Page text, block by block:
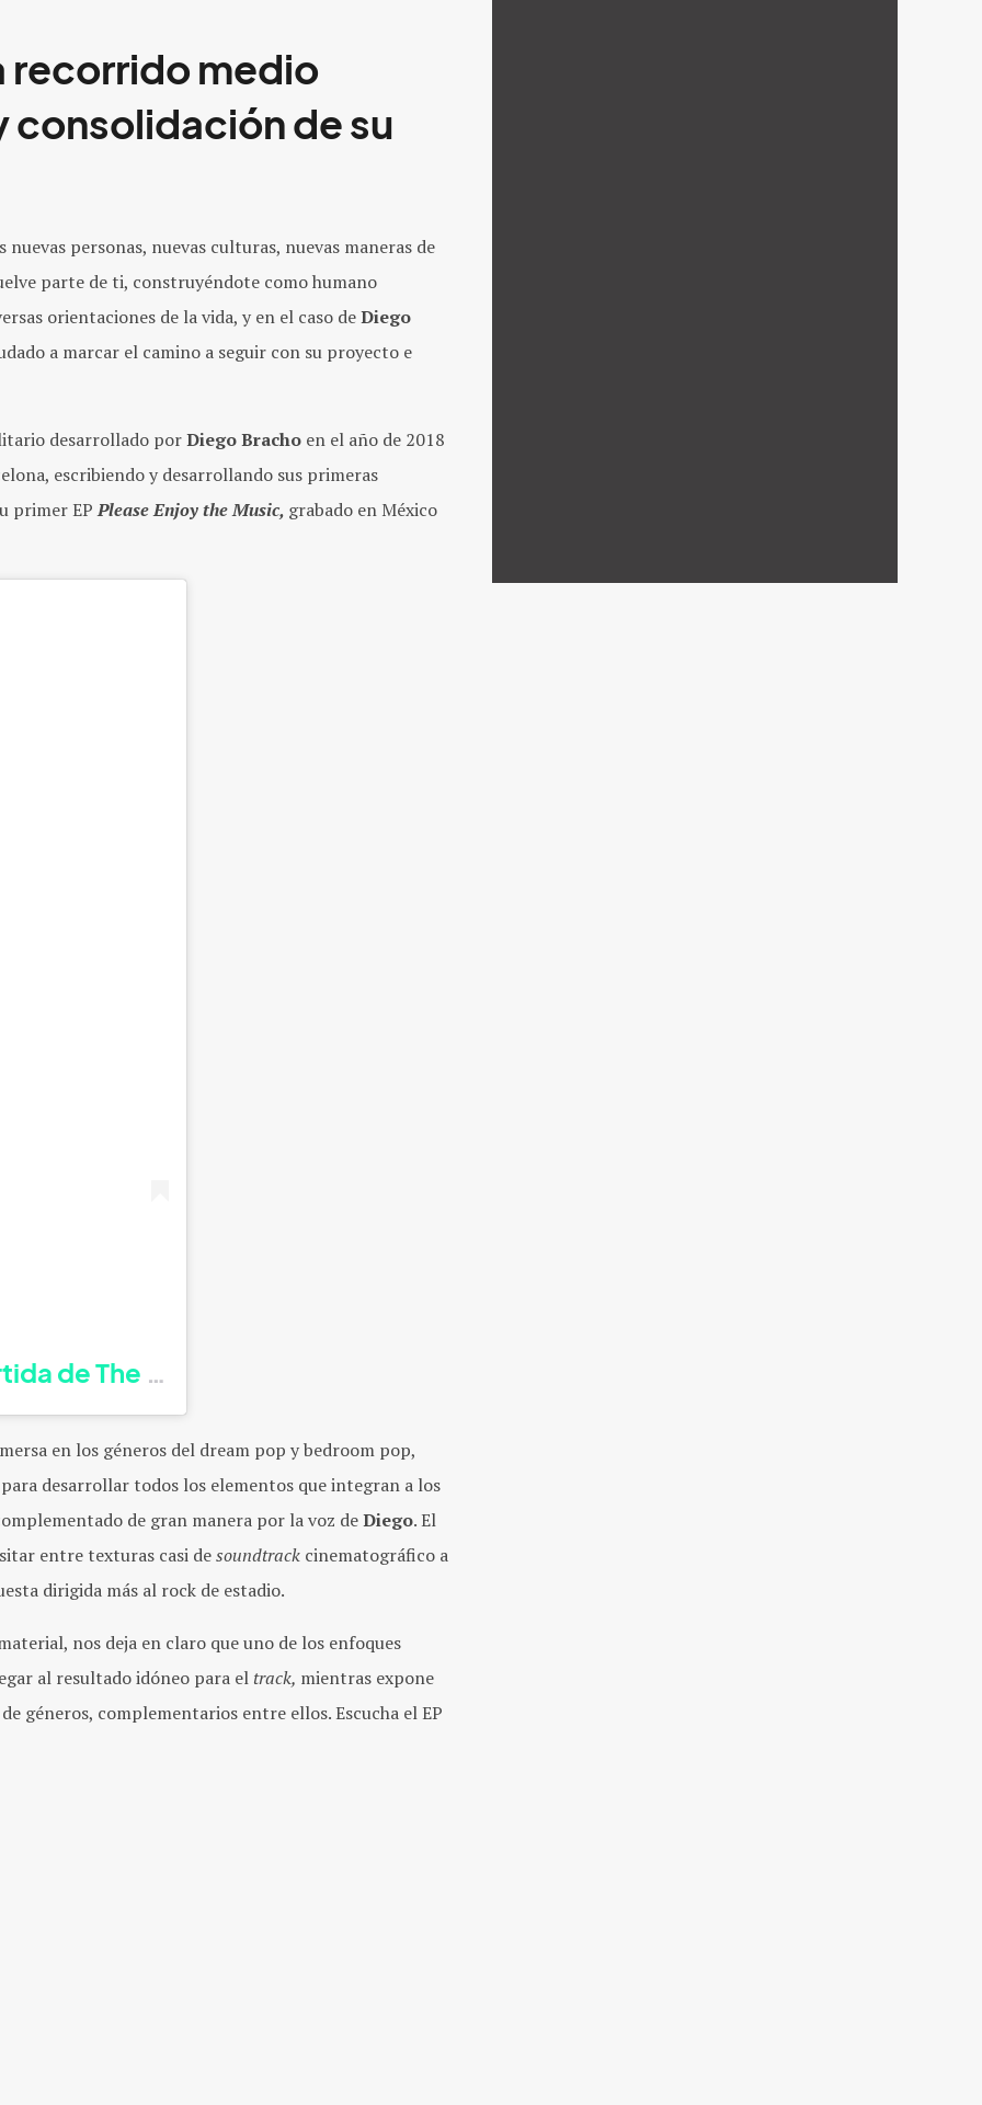
recorrido medio
consolidación de su
personas, nuevas culturas, nuevas maneras de
parte de ti, construyéndote como humano
orientaciones de la vida, y en el caso deDiego
a marcar el camino a seguir con su proyecto e
desarrollado porDiego Bracho en el año de 2018
escribiendo y desarrollando sus primeras
primer EPPlease Enjoy the Music, grabado en México
de The Youth Play (@theyouthplay)
en los géneros del dream pop y bedroom pop,
desarrollar todos los elementos que integran a los
de gran manera por la voz deDiego. El
entre texturas casi desoundtrack cinematográfico a
dirigida más al rock de estadio.
nos deja en claro que uno de los enfoques
al resultado idóneo para el track, mientras expone
géneros, complementarios entre ellos. Escucha el EP